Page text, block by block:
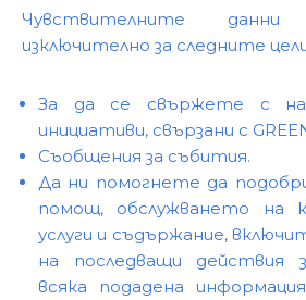
Чувствителните
изключително за следните
За да се свържете с
инициативи, свързани с
Съобщения за събития.
Да ни помогнете да
помощ, обслужването на
услуги и съдържание,
на последващи действия
всяка подадена